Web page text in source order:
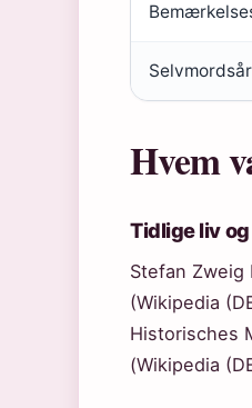
Hvem
Tidlige liv
Stefan Zweig
(Wikipedia
Historisches
(Wikipedia